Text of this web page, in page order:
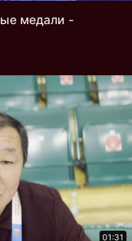
медали -
01:31